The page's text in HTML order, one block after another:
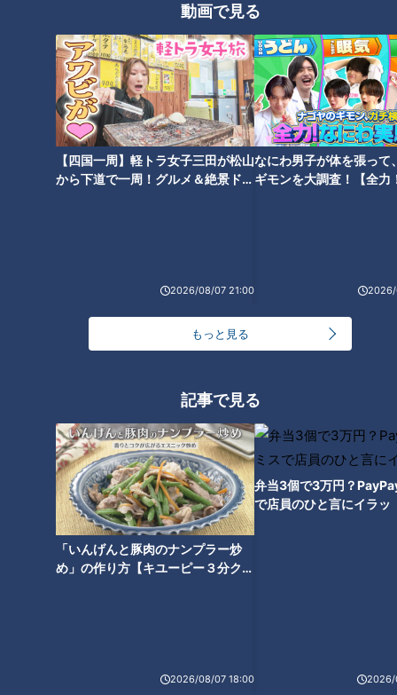
動画で見る
【四国一周】軽トラ女子三田が松山
から下道で一周！グルメ＆絶景ドラ
2026/08/07 21:00
なにわ男子が体を張って
ギモンを大調査！【全力
2026/
もっと見る
記事で見る
「いんげんと豚肉のナンプラー炒
め」の作り方【キユーピー３分クッ
2026/08/07 18:00
弁当3個で3万円？
で店員のひと言にイラッ
2026/
た。今みたいに勝てないと大変なことになったんだぞ」
名前は言わずとも、星野監督の顔が浮かんでくるのが中村さん
の話芸。
東投手に勝てないドラゴンズ。希望は細川成也選手と大島洋平
選手。宮部が調べると、去年、細川選手は対東投手11打数5安
打。大島選手は4打数2安打だったそうです。
宮部「すでに3勝してますけどね」
中村「そんなに勝ってんの？」
驚きより、ガッカリした感じで呟く中村さん。東投手、この時
中村「初戦の東さんを叩くと連勝は、線路は続くよどこまでも
になっていきますからね」
明るく前向きな中村さん。翌28日の試合はドラゴンズ打線も
機能し、3-0で久しぶりに東投手に打ち勝ちました。
リスナーから寄せられた質問にも答えていきました。